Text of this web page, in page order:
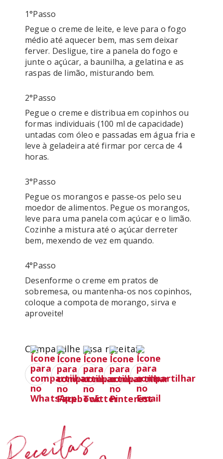
1°passo
Pegue o creme de leite, e leve para o fogo
médio até aquecer bem, mas sem deixar
ferver. Desligue, tire a panela do fogo e
junte o açúcar, a baunilha, a gelatina e as
raspas de limão, misturando bem.
2°passo
Pegue o creme e distribua em copinhos ou
formas individuais (100 ml de capacidade)
untadas com óleo e passadas em água fria e
leve à geladeira até firmar por cerca de 4
horas.
3°passo
Pegue os morangos e passe-os pelo seu
moedor de alimentos. Pegue os morangos,
leve para uma panela com açúcar e o limão.
Cozinhe a mistura até o açúcar derreter
bem, mexendo de vez em quando.
4°passo
Desenforme o creme em pratos de
sobremesa, ou mantenha-os nos copinhos,
coloque a compota de morango, sirva e
aproveite!
Compartilhe essa receita: